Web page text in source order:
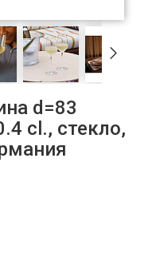
d=83
cl., стекло,